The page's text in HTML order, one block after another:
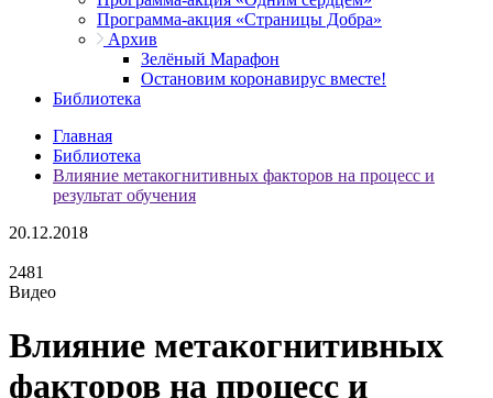
Программа-акция «Страницы Добра»
Архив
Зелёный Марафон
Остановим коронавирус вместе!
Библиотека
Главная
Библиотека
Влияние метакогнитивных факторов на процесс и
результат обучения
20.12.2018
2481
Видео
Влияние метакогнитивных
факторов на процесс и